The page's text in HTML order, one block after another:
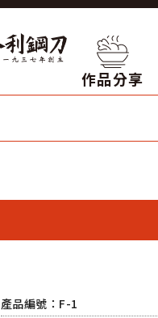
作品分享
產品編號：F-1